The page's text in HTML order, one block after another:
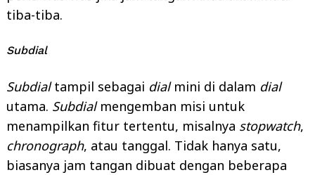
tiba-tiba.
Subdial
Subdialtampil sebagai dialmini di dalam dial
utama. Subdialmengemban misi untuk
menampilkan fitur tertentu, misalnya stopwatch,
chronograph, atau tanggal. Tidak hanya satu,
biasanya jam tangan dibuat dengan beberapa